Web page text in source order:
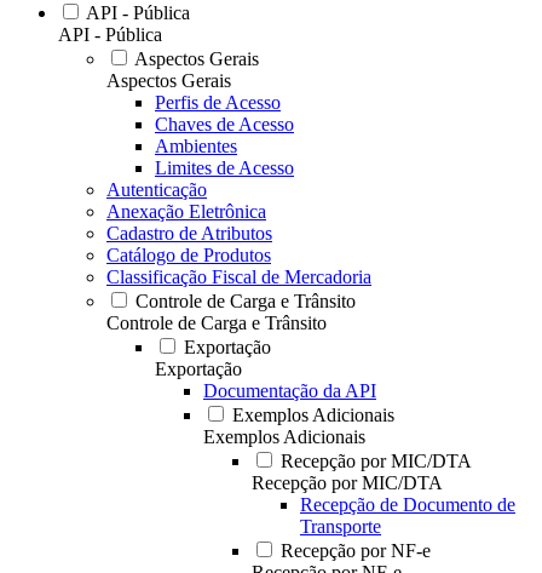
API - Pública
API - Pública
Aspectos Gerais
Aspectos Gerais
Perfis de Acesso
Chaves de Acesso
Ambientes
Limites de Acesso
Autenticação
Anexação Eletrônica
Cadastro de Atributos
Catálogo de Produtos
Classificação Fiscal de Mercadoria
Controle de Carga e Trânsito
Controle de Carga e Trânsito
Exportação
Exportação
Documentação da API
Exemplos Adicionais
Exemplos Adicionais
Recepção por MIC/DTA
Recepção por MIC/DTA
Recepção de Documento de
Transporte
Recepção por NF-e